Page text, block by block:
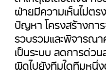
ฝ่ายมีความเห็นไม่ต
ปัญหา โครงสร้างกา
รวบรวมและพิจารณา
เป็นระบบ ลดการด่ว
ผิดไปยังทีมใดทีมหนึ่